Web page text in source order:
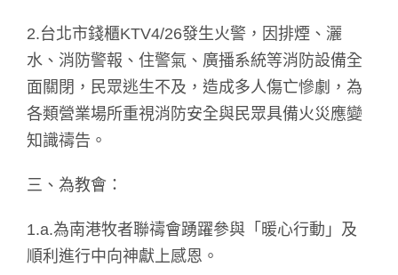
2.台北市錢櫃KTV4/26發生火警，因排煙、灑
水、消防警報、住警氣、廣播系統等消防設備全
面關閉，民眾逃生不及，造成多人傷亡慘劇，為
各類營業場所重視消防安全與民眾具備火災應變
知識禱告。
三、為教會：
1.a.為南港牧者聯禱會踴躍參與「暖心行動」及
順利進行中向神獻上感恩。